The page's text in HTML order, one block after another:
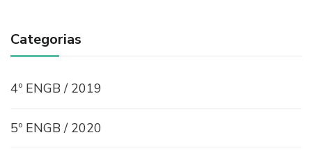
Categorias
4º ENGB / 2019
5º ENGB / 2020